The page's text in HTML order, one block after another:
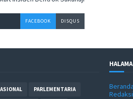
FACEBOOK DISQUS
PARLEMENTARIA
Redaksi